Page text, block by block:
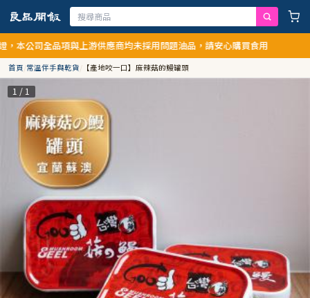
公司全品項與上游供應商均未採用問題油品，請安心購買食用
首頁/常溫伴手與乾貨/ 【產地咬一口】麻辣菇的鰻罐頭
1 / 1